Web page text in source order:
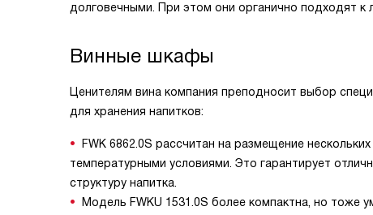
долговечными. При этом они органично подходят к
Винные шкафы
Ценителям вина компания преподносит выбор
для хранения напитков:
FWK 6862.0S рассчитан на размещение
температурными условиями. Это гарантирует
структуру напитка.
Модель FWKU 1531.0S более компактна, но тоже